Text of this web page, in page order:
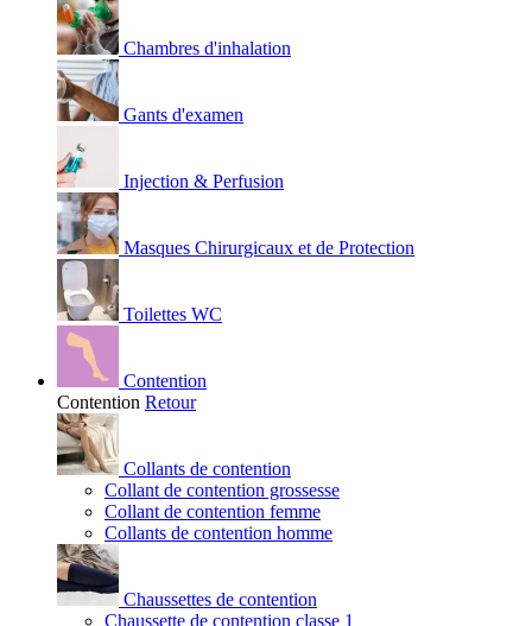
Chambres d'inhalation
Gants d'examen
Injection & Perfusion
Masques Chirurgicaux et de Protection
Toilettes WC
Contention
Contention Retour
Collants de contention
Collant de contention grossesse
Collant de contention femme
Collants de contention homme
Chaussettes de contention
Chaussette de contention classe 1